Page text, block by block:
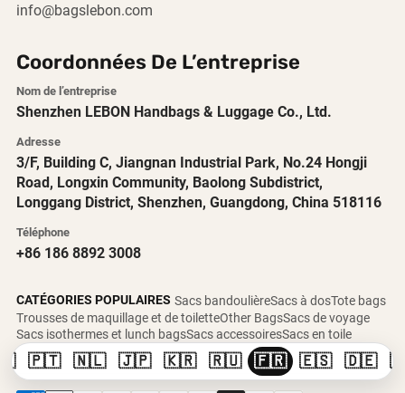
info@bagslebon.com
Coordonnées De L’entreprise
Nom de l’entreprise
Shenzhen LEBON Handbags & Luggage Co., Ltd.
Adresse
3/F, Building C, Jiangnan Industrial Park, No.24 Hongji
Road, Longxin Community, Baolong Subdistrict,
Longgang District, Shenzhen, Guangdong, China 518116
Téléphone
+86 186 8892 3008
CATÉGORIES POPULAIRES Sacs bandoulièreSacs à dosTote bags
Trousses de maquillage et de toiletteOther BagsSacs de voyage
Sacs isothermes et lunch bagsSacs accessoiresSacs en toile
🇵🇹 🇳🇱 🇯🇵 🇰🇷 🇷🇺 🇫🇷 🇪🇸 🇩🇪